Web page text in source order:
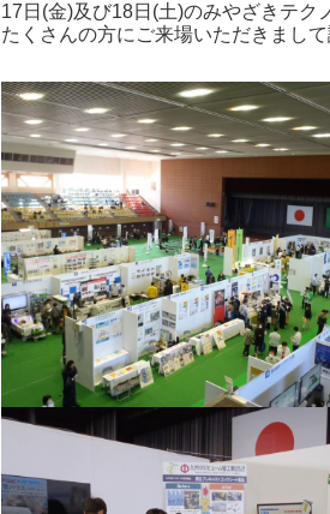
17日(金)及び18日(土)のみやざきテク
たくさんの方にご来場いただきまし